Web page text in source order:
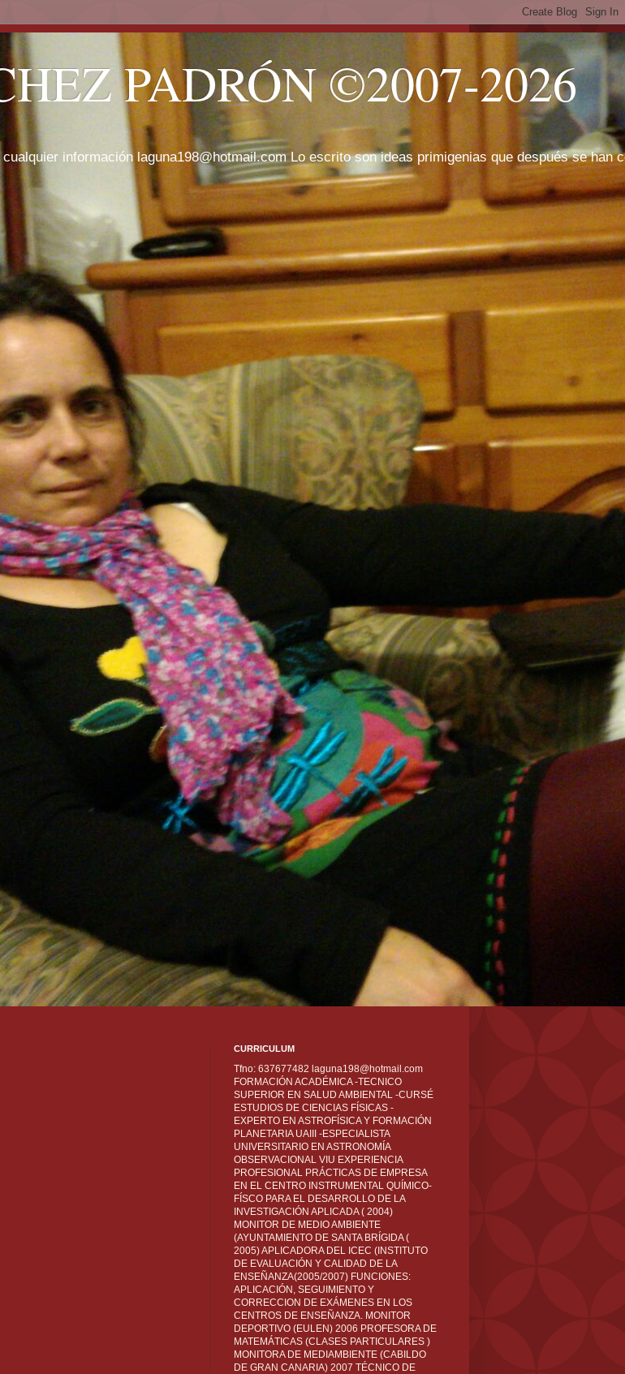
PADRÓN ©2007-2026
información laguna198@hotmail.com Lo escrito son ideas primigenias que después se han
CURRICULUM
Tfno: 637677482 laguna198@hotmail.com
FORMACIÓN ACADÉMICA -TECNICO
SUPERIOR EN SALUD AMBIENTAL -CURSÉ
ESTUDIOS DE CIENCIAS FÍSICAS -
EXPERTO EN ASTROFÍSICA Y FORMACIÓN
PLANETARIA UAIII -ESPECIALISTA
UNIVERSITARIO EN ASTRONOMÍA
OBSERVACIONAL VIU EXPERIENCIA
PROFESIONAL PRÁCTICAS DE EMPRESA
EN EL CENTRO INSTRUMENTAL QUÍMICO-
FÍSCO PARA EL DESARROLLO DE LA
INVESTIGACIÓN APLICADA ( 2004)
MONITOR DE MEDIO AMBIENTE
(AYUNTAMIENTO DE SANTA BRÍGIDA (
2005) APLICADORA DEL ICEC (INSTITUTO
DE EVALUACIÓN Y CALIDAD DE LA
ENSEÑANZA(2005/2007) FUNCIONES:
APLICACIÓN, SEGUIMIENTO Y
CORRECCION DE EXÁMENES EN LOS
CENTROS DE ENSEÑANZA. MONITOR
DEPORTIVO (EULEN) 2006 PROFESORA DE
MATEMÁTICAS (CLASES PARTICULARES )
MONITORA DE MEDIAMBIENTE (CABILDO
DE GRAN CANARIA) 2007 TÉCNICO DE